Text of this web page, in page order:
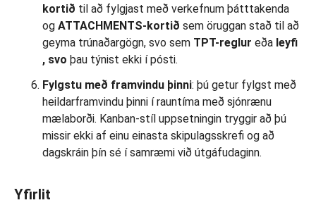
kortið til að fylgjast með verkefnum þátttakenda
og ATTACHMENTS-kortið sem öruggan stað til að
geyma trúnaðargögn, svo sem TPT-reglur eða leyfi
, svo þau týnist ekki í pósti.
Fylgstu með framvindu þinni: þú getur fylgst með
heildarframvindu þinni í rauntíma með sjónrænu
mælaborði. Kanban-stíl uppsetningin tryggir að þú
missir ekki af einu einasta skipulagsskrefi og að
dagskráin þín sé í samræmi við útgáfudaginn.
Yfirlit